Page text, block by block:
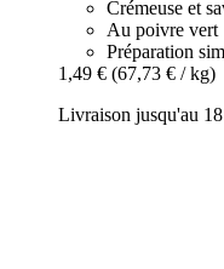
Crémeuse et
Au poivre vert
Préparation
1,49 € (67,73 € / kg)
Livraison jusqu'au